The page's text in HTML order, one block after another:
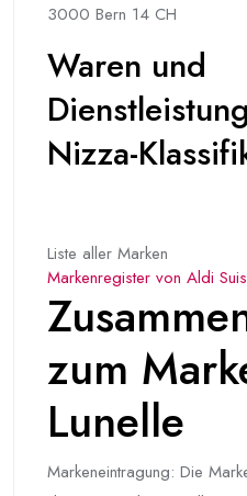
3000 Bern 14 CH
Waren und
Nizza-
Liste aller Marken
Markenregister von Aldi
zum
Lunelle
Markeneintragung: Die